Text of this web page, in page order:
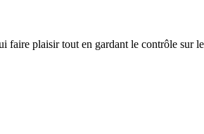
plaisir tout en gardant le contrôle sur